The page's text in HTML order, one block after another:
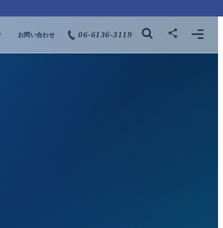
お問い合わせ 06-6136-3119